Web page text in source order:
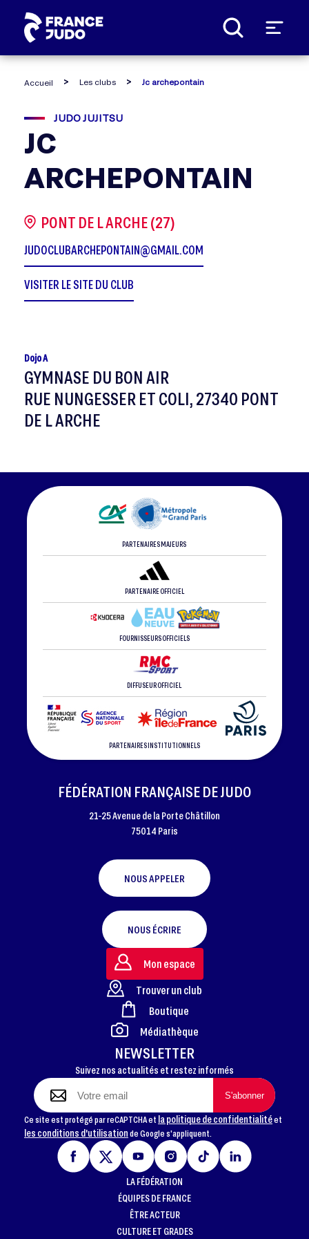
Accueil Les clubs Jc archepontain
JUDO JUJITSU
JC
ARCHEPONTAIN
PONT DE L ARCHE (27)
JUDOCLUBARCHEPONTAIN@GMAIL.COM
VISITER LE SITE DU CLUB
Dojo A
GYMNASE DU BON AIR
RUE NUNGESSER ET COLI, 27340 PONT
DE L ARCHE
PARTENAIRES MAJEURS
PARTENAIRE OFFICIEL
FOURNISSEURS OFFICIELS
DIFFUSEUR OFFICIEL
PARTENAIRES INSTITUTIONNELS
FOOTER
FÉDÉRATION FRANÇAISE DE JUDO
21-25 Avenue de la Porte Châtillon
75014 Paris
NOUS APPELER
NOUS ÉCRIRE
NEWSLETTER
Suivez nos actualités et restez informés
Ce site est protégé par reCAPTCHA et la politique de confidentialitéet
les conditions d'utilisationde Google s'appliquent.
Mon espace
Trouver un club
Boutique
Médiathèque
LA FÉDÉRATION
ÉQUIPES DE FRANCE
ÊTRE ACTEUR
CULTURE ET GRADES